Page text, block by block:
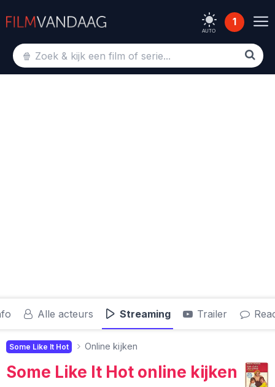
AUTO
1
Alle acteurs Streaming Trailer
Some Like It Hot Online kijken
Some Like It Hot online kijken